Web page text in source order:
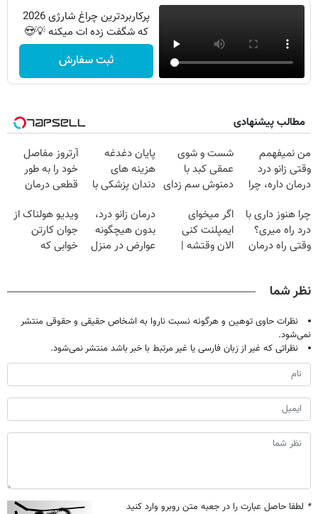
پرکاربردترین چراغ شارژی 2026
که شگفت زده ات میکنه 💡😍
ثبت سفارش
مطالب پیشنهادی
من نمیفهمم
وقتی زانو درد
درمان داره، چرا
تحمل میکنی؟❗
شست و شوی
عمقی کبد با
دمنوش سم زدای
پایان دغدغه
هزینه های
دندان پزشکی با
خانگی
آرتروز مفاصل
خود را به طور
قطعی درمان
◗پرسش‌نامه◖
چرا هنوز داری با
درد راه میری؟
وقتی راه درمان
اگر میخوای
ایمپلنت کنی
الان وقتشه |
درمان زانو درد،
بدون هیچگونه
عوارض در منزل
ویدیو هولناک از
جوان کارتن
خوابی که
نظر شما
نظرات حاوی توهین و هرگونه نسبت ناروا به اشخاص حقیقی و حقوقی منتشر
نمی‌شود.
نظراتی که غیر از زبان فارسی یا غیر مرتبط با خبر باشد منتشر نمی‌شود.
* لطفا حاصل عبارت را در جعبه متن روبرو وارد کنید